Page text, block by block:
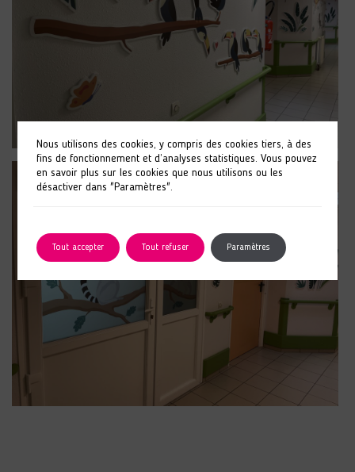
Nous utilisons des cookies, y compris des cookies tiers, à des
fins de fonctionnement et d’analyses statistiques. Vous pouvez
en savoir plus sur les cookies que nous utilisons ou les
désactiver dans "Paramètres".
Tout accepter Tout refuser Paramètres